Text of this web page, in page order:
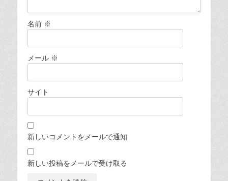
名前 ※
メール ※
サイト
新しいコメントをメールで通知
新しい投稿をメールで受け取る